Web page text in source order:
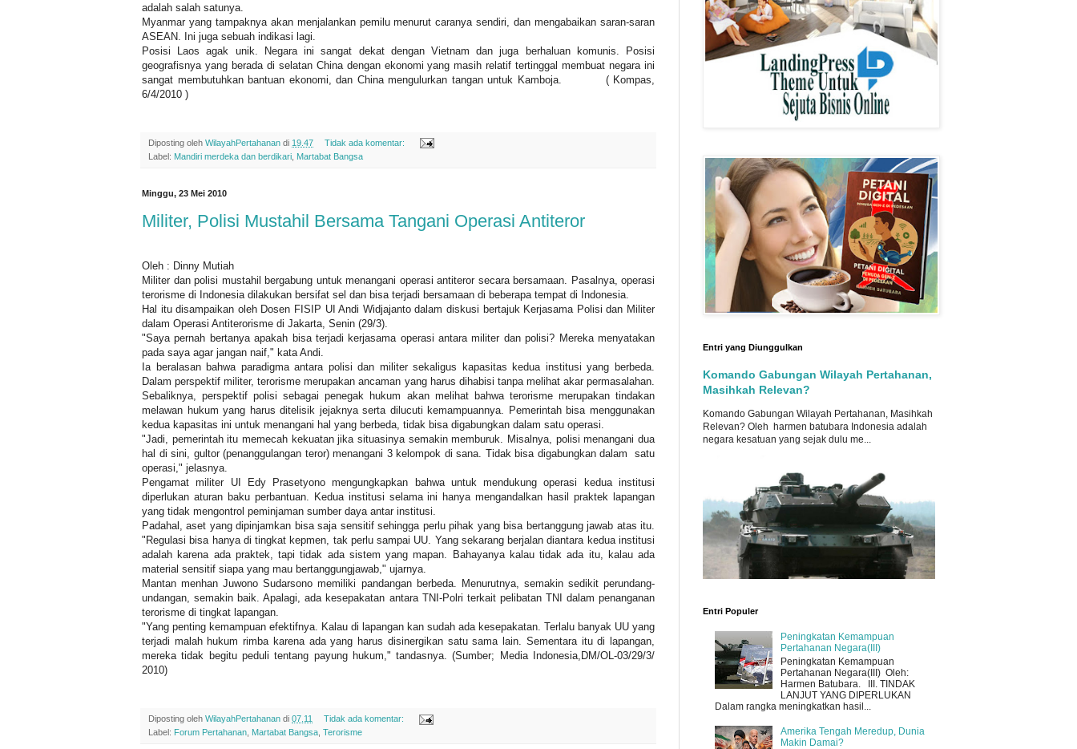
adalah salah satunya.
Myanmar yang tampaknya akan menjalankan pemilu menurut caranya sendiri, dan mengabaikan saran-saran
ASEAN. Ini juga sebuah indikasi lagi.
Posisi Laos agak unik. Negara ini sangat dekat dengan Vietnam dan juga berhaluan komunis. Posisi
geografisnya yang berada di selatan China dengan ekonomi yang masih relatif tertinggal membuat negara ini
sangat membutuhkan bantuan ekonomi, dan China mengulurkan tangan untuk Kamboja.
( Kompas,
6/4/2010 )
Diposting oleh WilayahPertahanan di 19.47
Tidak ada komentar:
Label: Mandiri merdeka dan berdikari Martabat Bangsa
Minggu, 23 Mei 2010
Militer, Polisi Mustahil Bersama Tangani Operasi Antiteror
Oleh : Dinny Mutiah
Militer dan polisi mustahil bergabung untuk menangani operasi antiteror secara bersamaan. Pasalnya, operasi
terorisme di Indonesia dilakukan bersifat sel dan bisa terjadi bersamaan di beberapa tempat di Indonesia.
Hal itu disampaikan oleh Dosen FISIP UI Andi Widjajanto dalam diskusi bertajuk Kerjasama Polisi dan Militer
dalam Operasi Antiterorisme di Jakarta, Senin (29/3).
"Saya pernah bertanya apakah bisa terjadi kerjasama operasi antara militer dan polisi? Mereka menyatakan
pada saya agar jangan naif," kata Andi.
Ia beralasan bahwa paradigma antara polisi dan militer sekaligus kapasitas kedua institusi yang berbeda.
Dalam perspektif militer, terorisme merupakan ancaman yang harus dihabisi tanpa melihat akar permasalahan.
Sebaliknya, perspektif polisi sebagai penegak hukum akan melihat bahwa terorisme merupakan tindakan
melawan hukum yang harus ditelisik jejaknya serta dilucuti kemampuannya. Pemerintah bisa menggunakan
kedua kapasitas ini untuk menangani hal yang berbeda, tidak bisa digabungkan dalam satu operasi.
"Jadi, pemerintah itu memecah kekuatan jika situasinya semakin memburuk. Misalnya, polisi menangani dua
hal di sini, gultor (penanggulangan teror) menangani 3 kelompok di sana. Tidak bisa digabungkan dalam
satu
operasi," jelasnya.
Pengamat militer UI Edy Prasetyono mengungkapkan bahwa untuk mendukung operasi kedua institusi
diperlukan aturan baku perbantuan. Kedua institusi selama ini hanya mengandalkan hasil praktek lapangan
yang tidak mengontrol peminjaman sumber daya antar institusi.
Padahal, aset yang dipinjamkan bisa saja sensitif sehingga perlu pihak yang bisa bertanggung jawab atas itu.
"Regulasi bisa hanya di tingkat kepmen, tak perlu sampai UU. Yang sekarang berjalan diantara kedua institusi
adalah karena ada praktek, tapi tidak ada sistem yang mapan. Bahayanya kalau tidak ada itu, kalau ada
material sensitif siapa yang mau bertanggungjawab," ujarnya.
Mantan menhan Juwono Sudarsono memiliki pandangan berbeda. Menurutnya, semakin sedikit perundang-
undangan, semakin baik. Apalagi, ada kesepakatan antara TNI-Polri terkait pelibatan TNI dalam penanganan
terorisme di tingkat lapangan.
"Yang penting kemampuan efektifnya. Kalau di lapangan kan sudah ada kesepakatan. Terlalu banyak UU yang
terjadi malah hukum rimba karena ada yang harus disinergikan satu sama lain. Sementara itu di lapangan,
mereka tidak begitu peduli tentang payung hukum," tandasnya. (Sumber; Media Indonesia,DM/OL-03/29/3/
2010)
Diposting oleh WilayahPertahanan di 07.11
Tidak ada komentar:
Label: Forum Pertahanan Martabat Bangsa Terorisme
Entri yang Diunggulkan
Komando Gabungan Wilayah Pertahanan,
Masihkah Relevan?
Komando Gabungan Wilayah Pertahanan, Masihkah
Relevan? Oleh harmen batubara Indonesia adalah
negara kesatuan yang sejak dulu me...
Entri Populer
Peningkatan Kemampuan
Pertahanan Negara(III)
Peningkatan Kemampuan
Pertahanan Negara(III) Oleh:
Harmen Batubara. III. TINDAK
LANJUT YANG DIPERLUKAN
Dalam rangka meningkatkan hasil...
Amerika Tengah Meredup, Dunia
Makin Damai?